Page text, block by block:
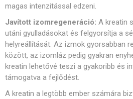
magas intenzitással edzeni.
Javított izomregeneráció: A kreatin
utáni gyulladásokat és felgyorsítja a
helyreállítását. Az izmok gyorsabban
között, az izomláz pedig gyakran
kreatin lehetővé teszi a gyakoribb és
támogatva a fejlődést.
A kreatin a legtöbb ember számára